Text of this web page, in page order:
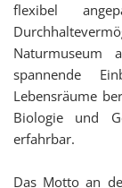
flexibel
Naturmuseum
spannende
Lebensräume
Biologie und
erfahrbar.
Das Motto an